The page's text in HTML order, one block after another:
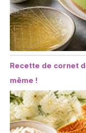
Recette de cornet
même !